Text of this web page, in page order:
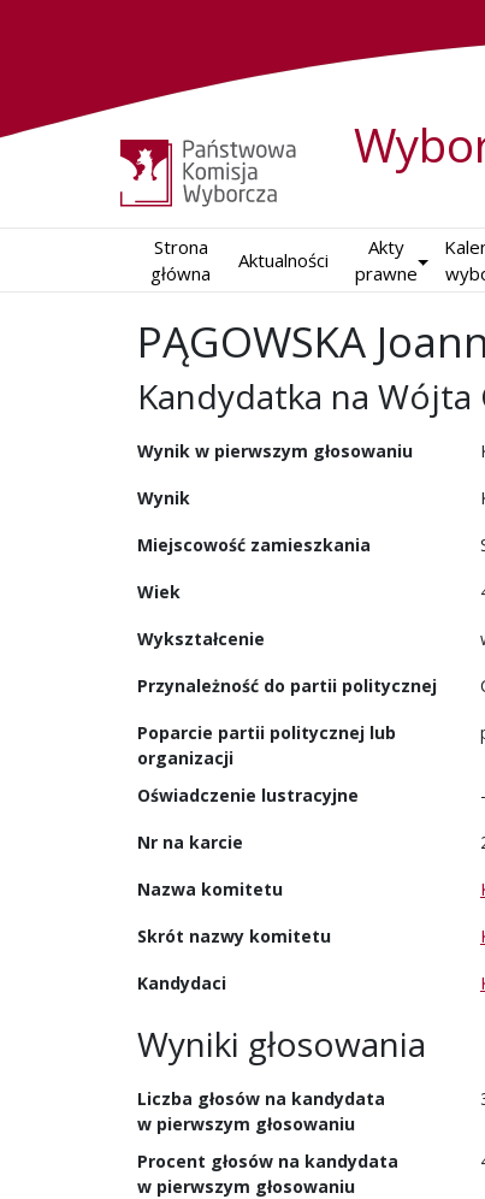
Strona
główna
Aktualności
Akty
prawne
PĄGOWSKA
Kandydatka na Wójta
w wyborach
Wynik w pierwszym głosowaniu
Wynik
Miejscowość zamieszkania
Wiek
Wykształcenie
Przynależność do partii politycznej
Poparcie partii politycznej lub
organizacji
Oświadczenie lustracyjne -
Nr na karcie
Nazwa komitetu
Skrót nazwy komitetu
Kandydaci
Wyniki głosowania
Liczba głosów na kandydata
w pierwszym głosowaniu
Procent głosów na kandydata
w pierwszym głosowaniu